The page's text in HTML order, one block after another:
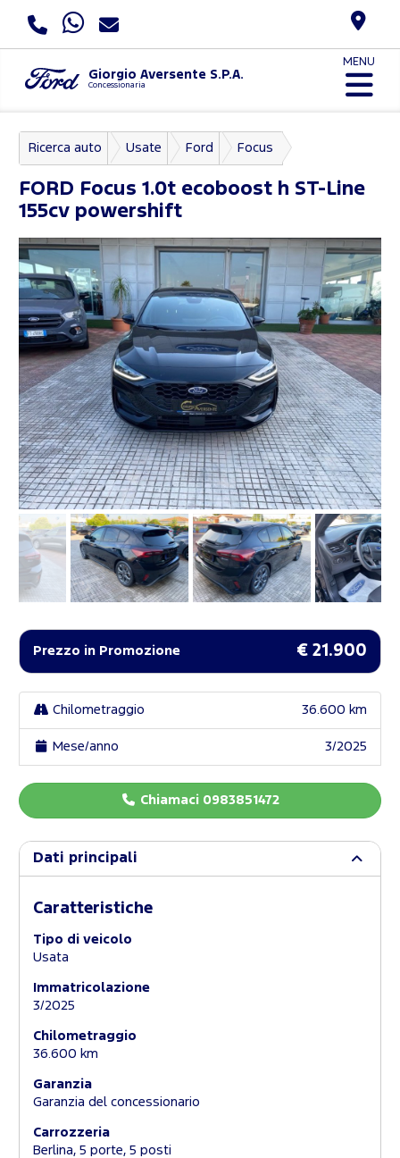
Giorgio Aversente S.P.A.
Concessionaria
MENU
Ricerca auto Usate Ford Focus
FORD Focus 1.0t ecoboost h ST-Line
155cv powershift
Prezzo in Promozione € 21.900
Chilometraggio 36.600 km
Mese/anno 3/2025
Chiamaci 0983851472
Dati principali
Caratteristiche
Tipo di veicolo
Usata
Immatricolazione
3/2025
Chilometraggio
36.600 km
Garanzia
Garanzia del concessionario
Carrozzeria
Berlina, 5 porte, 5 posti